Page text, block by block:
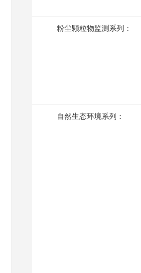
粉尘颗粒物监测系列：
自然生态环境系列：